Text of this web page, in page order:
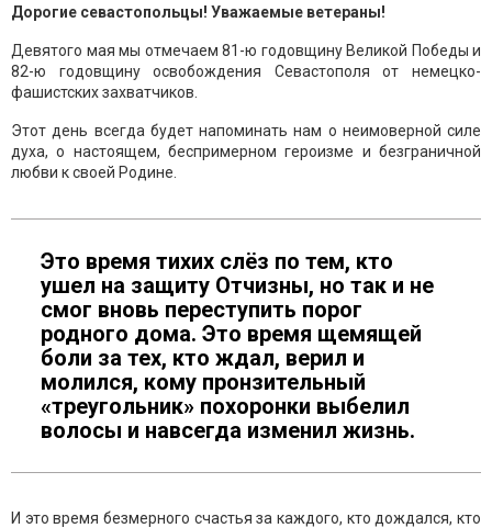
Дорогие севастопольцы! Уважаемые ветераны!
Девятого мая мы отмечаем 81-ю годовщину Великой Победы и
82-ю годовщину освобождения Севастополя от немецко-
фашистских захватчиков.
Этот день всегда будет напоминать нам о неимоверной силе
духа, о настоящем, беспримерном героизме и безграничной
любви к своей Родине.
Это время тихих слёз по тем, кто
ушел на защиту Отчизны, но так и не
смог вновь переступить порог
родного дома. Это время щемящей
боли за тех, кто ждал, верил и
молился, кому пронзительный
«треугольник» похоронки выбелил
волосы и навсегда изменил жизнь.
И это время безмерного счастья за каждого, кто дождался, кто